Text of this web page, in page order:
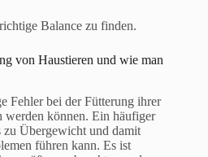
Balance zu finden.
von Haustieren und wie man
Fehler bei der Fütterung ihrer
werden können. Ein häufiger
zu Übergewicht und damit
führen kann. Es ist